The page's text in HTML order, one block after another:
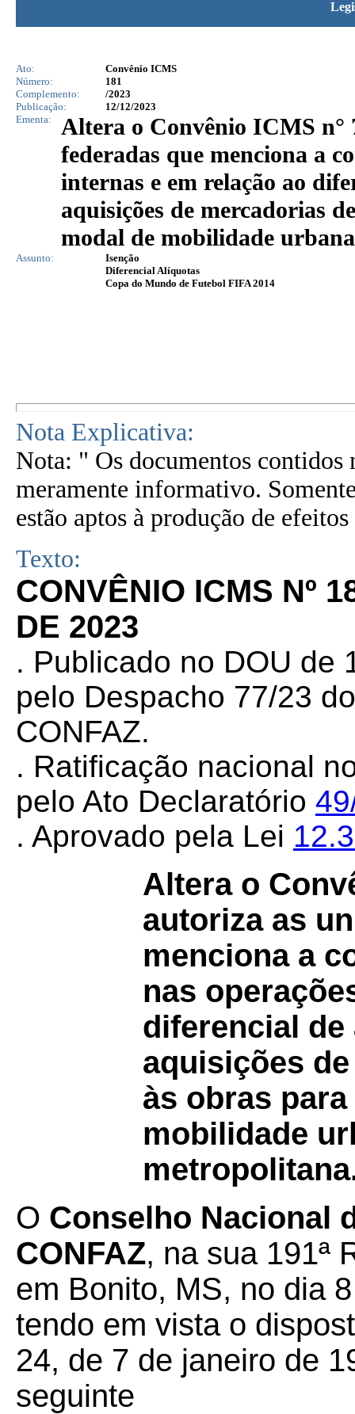
Ato:
Convênio ICMS
Número:
181
Complemento:
/2023
Publicação:
12/12/2023
Ementa:
Altera o Convênio ICMS n°
federadas que menciona a
internas e em relação ao
aquisições de mercadorias
modal de mobilidade
Assunto:
Isenção
Diferencial Alíquotas
Copa do Mundo de Futebol FIFA 2014
Nota Explicativa:
Nota: " Os documentos contidos
meramente informativo.
estão aptos à produção de
Texto:
CONVÊNIO ICMS Nº
DE 2023
. Publicado no DOU de
pelo Despacho 77/23
CONFAZ.
. Ratificação nacional
pelo Ato Declaratório
. Aprovado pela Lei
Altera o
autoriza as
menciona a
nas
diferencial
aquisições
às obras
mobilidade
O Conselho Nacional
CONFAZ, na sua 191ª
em Bonito, MS, no dia
tendo em vista o
24, de 7 de janeiro de
seguinte